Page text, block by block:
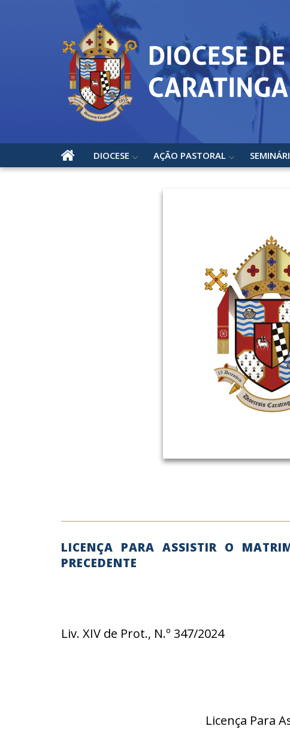
DIOCESE AÇÃO PASTORAL
LICENÇA PARA ASSISTIR O
PRECEDENTE
Liv. XIV de Prot., N.º 347/2024
Licença Para